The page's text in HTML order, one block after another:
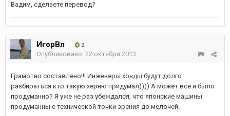
Вадим, сделаете перевод?
ИгорВл 2
Опубликовано: 22 октября 2013
Грамотно составлено!!! Инженеры хонды будут долго
разбираться кто такую херню придумал)))) А может все и было
продуманно? Я уже не раз убеждался, что японские машины
продуманны с технической точки зрения до мелочей.